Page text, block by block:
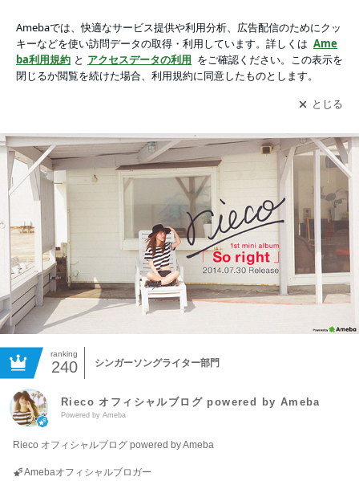
アプリをダウンロードして ブログの更新通知
を受け取りまし
ょう。
開く
ranking
240 シンガーソングライター部門
Rieco オフィシャルブログ powered by Ameba
Powered by Ameba
Rieco オフィシャルブログ powered by Ameba
Amebaオフィシャルブロガー